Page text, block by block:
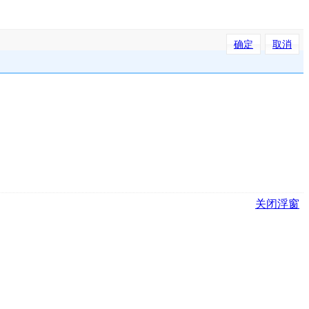
取消
确定
关闭浮窗